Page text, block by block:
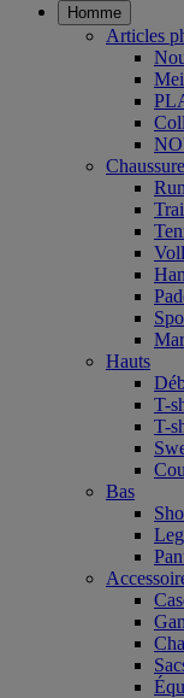
Homme
Articles
Hauts
T-
T-
Bas